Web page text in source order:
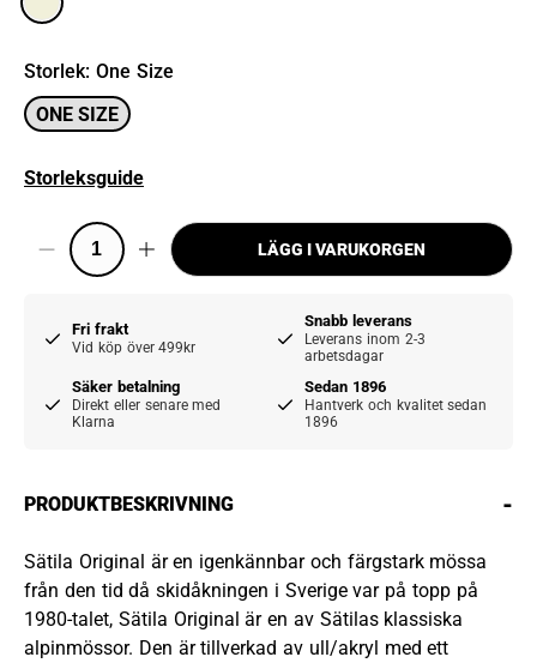
Storlek: One Size
ONE SIZE
Storleksguide
LÄGG I VARUKORGEN
Fri frakt
Vid köp över 499kr
Snabb leverans
Leverans inom 2-3
arbetsdagar
Säker betalning
Direkt eller senare med
Klarna
Sedan 1896
Hantverk och kvalitet sedan
1896
PRODUKTBESKRIVNING -
Sätila Original är en igenkännbar och färgstark mössa
från den tid då skidåkningen i Sverige var på topp på
1980-talet, Sätila Original är en av Sätilas klassiska
alpinmössor. Den är tillverkad av ull/akryl med ett